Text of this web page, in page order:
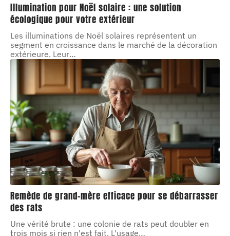
Illumination pour Noël solaire : une solution
écologique pour votre extérieur
Les illuminations de Noël solaires représentent un
segment en croissance dans le marché de la décoration
extérieure. Leur…
Remède de grand-mère efficace pour se débarrasser
des rats
Une vérité brute : une colonie de rats peut doubler en
trois mois si rien n'est fait. L'usage…